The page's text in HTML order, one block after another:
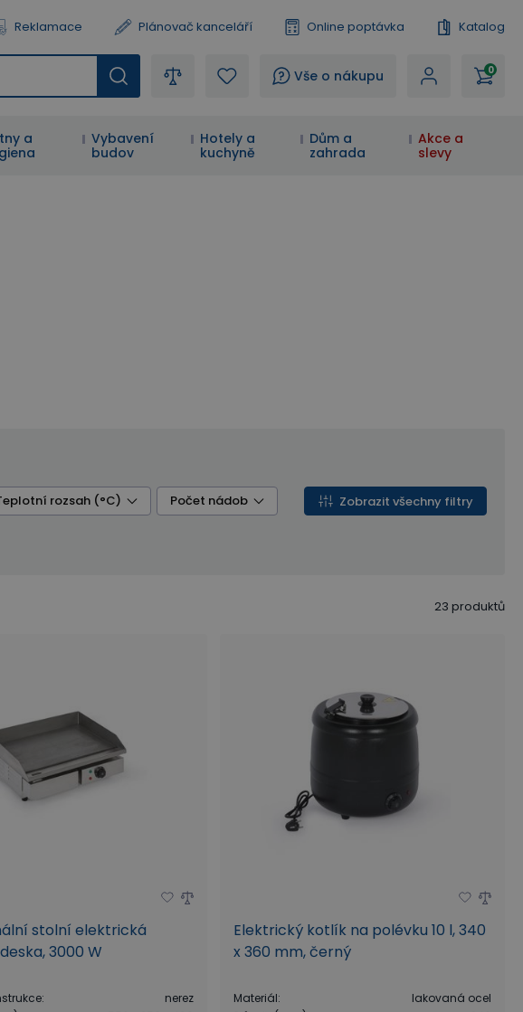
Reklamace Plánovač kanceláří Online poptávka Katalog
? Vše o nákupu 0
a
Vybavení
budov
Hotely a
kuchyně
Dům a
zahrada
Akce a
slevy
rozsah (°C) Počet nádob Zobrazit všechny filtry
23 produktů
stolní elektrická
3000 W
:
nerez
Elektrický kotlík na polévku 10 l, 340
x 360 mm, černý
Materiál:
lakovaná ocel